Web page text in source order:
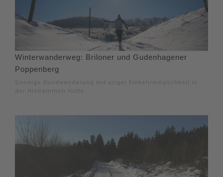
Winterwanderweg: Briloner und Gudenhagener
Poppenberg
Sonnige Rundwanderung mit uriger Einkehrmöglichkeit in
der Hiebammen Hütte